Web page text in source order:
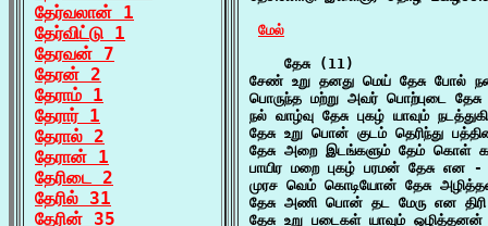
தேர்வலான் 1
தேர்விட்டு 1
தேரவன் 7
தேரன் 2
தேராம் 1
தேரார் 1
தேரால் 2
தேரான் 1
தேரிடை 2
தேரில் 31
தேரின் 35
மேல்
    தேசு (11)
சேண் உறு தனது மெய் தேசு போல்
பொருந்த மற்று அவர் பொற்புடை
நல் வாழ்வு தேசு புகழ் யாவும்
தேசு உறு பொன் குடம் தெரிந்து
தேசு அறை இடங்களும் தேம் கொள்
பாயிர மறை புகழ் பரமன் தேசு என -
முரச வெம் கொடியோன் தேசு
தேசு அணி பொன் தட மேரு என திரி
தேசு உறு படைகள் யாவும்